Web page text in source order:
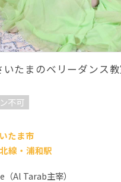
いたまのベリーダンス
不可
たま市
線・浦和駅
（Al Tarab主宰）